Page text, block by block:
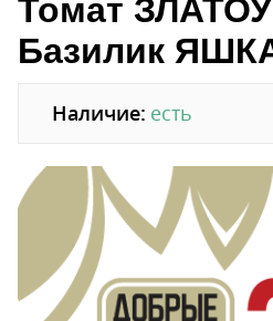
Томат
Базилик
Наличие: есть